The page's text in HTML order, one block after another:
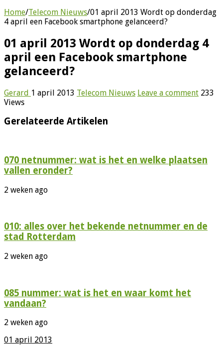
Home/Telecom Nieuws/01 april 2013 Wordt op donderdag
4 april een Facebook smartphone gelanceerd?
01 april 2013 Wordt op donderdag 4
april een Facebook smartphone
gelanceerd?
Gerard 1 april 2013 Telecom Nieuws Leave a comment 233
Views
Gerelateerde Artikelen
070 netnummer: wat is het en welke plaatsen
vallen eronder?
2 weken ago
010: alles over het bekende netnummer en de
stad Rotterdam
2 weken ago
085 nummer: wat is het en waar komt het
vandaan?
2 weken ago
01 april 2013